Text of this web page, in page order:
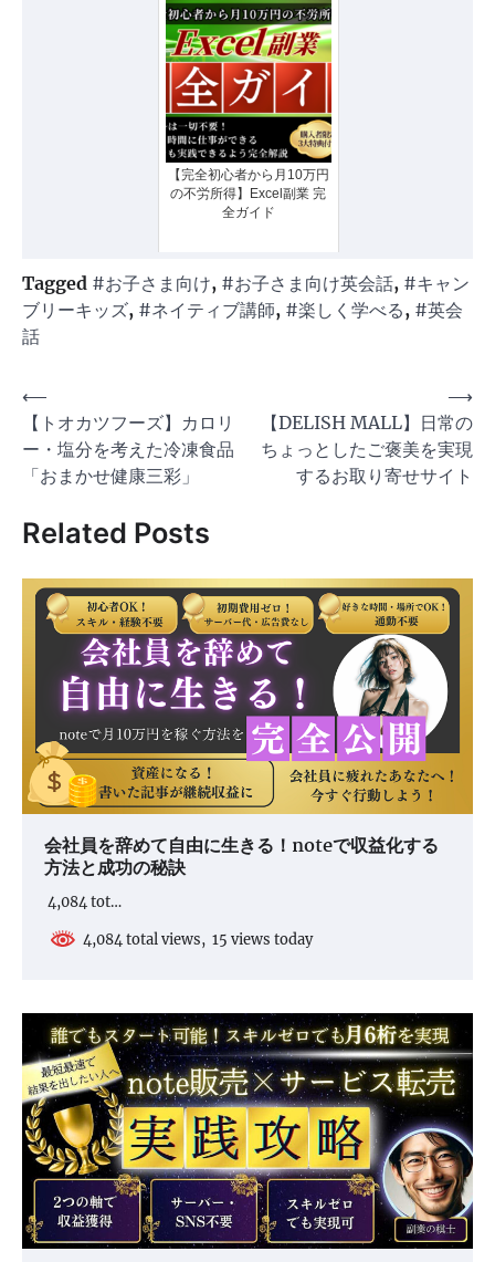
【完全初心者から月10万円
の不労所得】Excel副業 完
全ガイド
Tagged #お子さま向け, #お子さま向け英会話, #キャン
ブリーキッズ, #ネイティブ講師, #楽しく学べる, #英会
話
投
稿
ナ
ゲ
ー
シ
⟵
【トオカツフーズ】カロリ
ー・塩分を考えた冷凍食品
「おまかせ健康三彩」
【DELISH MALL】日常の
ちょっとしたご褒美を実現
するお取り寄せサイト
⟶
Related Posts
会社員を辞めて自由に生きる！noteで収益化する
方法と成功の秘訣
4,084 tot…
4,084 total views, 15 views today